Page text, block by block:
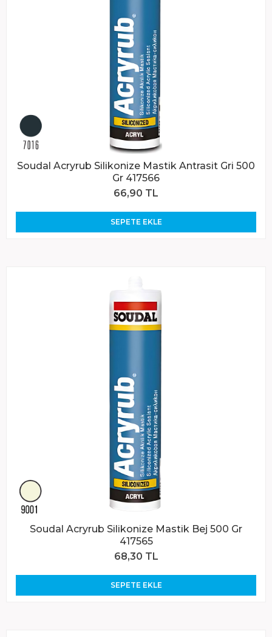
Soudal Acryrub Silikonize Mastik Antrasit Gri 500
Gr 417566
66,90 TL
SEPETE EKLE
Soudal Acryrub Silikonize Mastik Bej 500 Gr
417565
68,30 TL
SEPETE EKLE